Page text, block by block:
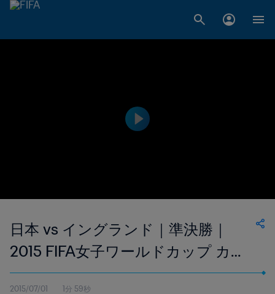
日本 vs イングランド｜準決勝｜
2015 FIFA女子ワールドカップ カナ
ダ｜ハイライト
2015/07/01 1分 59秒